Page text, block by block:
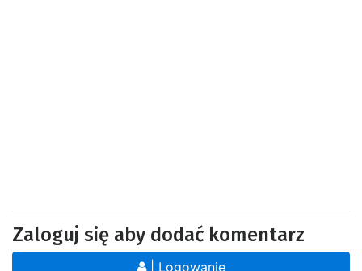
Zaloguj się aby dodać komentarz
| Logowanie